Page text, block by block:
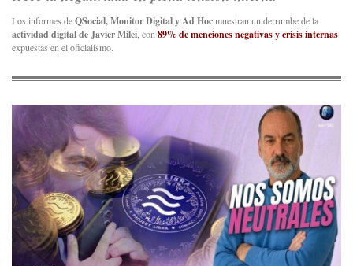
Los informes deQSocial, Monitor Digital y Ad Hocmuestran un derrumbe de la
actividad digital de Javier Milei, con89% de menciones negativas y crisis internas
expuestas en el oficialismo.